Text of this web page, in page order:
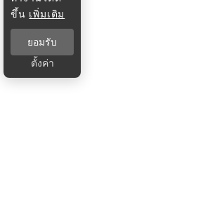
ขึ้น เพิ่มเติม
ยอมรับ
ตั้งค่า